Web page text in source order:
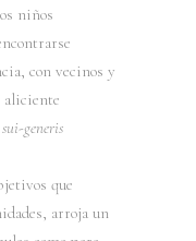
niños
con vecinos y
aliciente
sui-generis
que
arroja un